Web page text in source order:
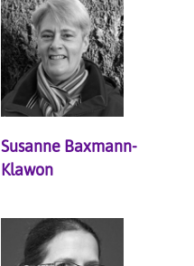
Susanne Baxmann-
Klawon